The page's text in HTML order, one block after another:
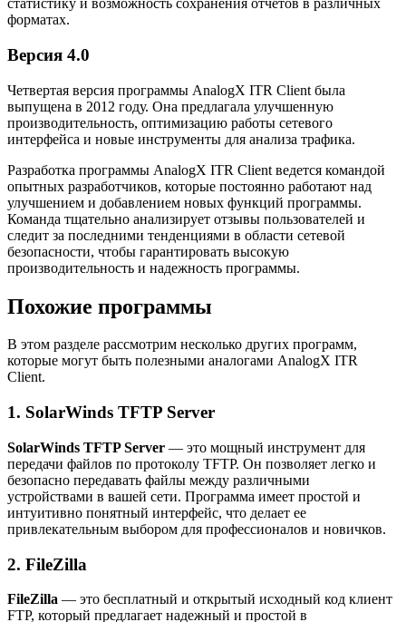
статистику и возможность сохранения отчетов в различных
форматах.
Версия 4.0
Четвертая версия программы AnalogX ITR Client была
выпущена в 2012 году. Она предлагала улучшенную
производительность, оптимизацию работы сетевого
интерфейса и новые инструменты для анализа трафика.
Разработка программы AnalogX ITR Client ведется командой
опытных разработчиков, которые постоянно работают над
улучшением и добавлением новых функций программы.
Команда тщательно анализирует отзывы пользователей и
следит за последними тенденциями в области сетевой
безопасности, чтобы гарантировать высокую
производительность и надежность программы.
Похожие программы
В этом разделе рассмотрим несколько других программ,
которые могут быть полезными аналогами AnalogX ITR
Client.
1. SolarWinds TFTP Server
SolarWinds TFTP Server — это мощный инструмент для
передачи файлов по протоколу TFTP. Он позволяет легко и
безопасно передавать файлы между различными
устройствами в вашей сети. Программа имеет простой и
интуитивно понятный интерфейс, что делает ее
привлекательным выбором для профессионалов и новичков.
2. FileZilla
FileZilla — это бесплатный и открытый исходный код клиент
FTP, который предлагает надежный и простой в